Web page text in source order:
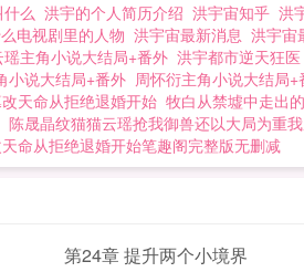
么 洪宇的个人简历介绍 洪宇宙知乎 洪
电视剧里的人物 洪宇宙最新消息 洪宇宙
主角小说大结局+番外 洪宇都市逆天狂医
小说大结局+番外 周怀衍主角小说大结局+
天命从拒绝退婚开始 牧白从禁墟中走出
陈晟晶纹猫猫云瑶抢我御兽还以大局为重
命从拒绝退婚开始笔趣阁完整版无删减
第24章 提升两个小境界